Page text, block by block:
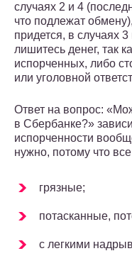
случаях 2 и 4
что подлежат
придется, в случаях
лишитесь денег, так
испорченных, либо
или уголовной
Ответ на вопрос:
в Сбербанке?»
испорченности
нужно, потому что
грязные;
потасканные,
с легкими